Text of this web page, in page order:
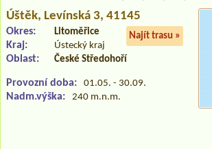
Úštěk, Levínská 3, 41145
Najít trasu »
Okres: Litoměřice
Kraj: Ústecký kraj
Oblast: České Středohoří
Provozní doba: 01.05. - 30.09.
Nadm.výška: 240 m.n.m.